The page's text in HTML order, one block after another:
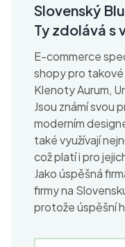
Slovenský
Ty zdolává s
E-commerce
shopy pro takové
Klenoty Aurum,
Jsou známí svou
moderním
také využívají
což platí i pro
Jako úspěšná
firmy na
protože úspěšní